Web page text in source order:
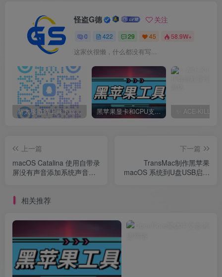
怪盗G德 关注
0 422 29 45 58.9W+
这家伙很懒，什么都没有写...
新太极激活工具下载/教程/充值/开户(QQ交流群号749113977) 黑苹果显卡和CPU支持情况以及购买硬件防踩坑指南
上一篇
macOS Catalina 使用自带录
屏没有声音添加系统声音的
下一篇
TransMac制作黑苹果
macOS 系统到U盘USB启动
相关推荐